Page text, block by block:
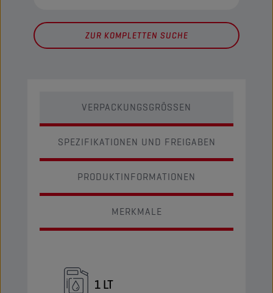
ZUR KOMPLETTEN SUCHE
VERPACKUNGSGRÖSSEN
SPEZIFIKATIONEN UND FREIGABEN
PRODUKTINFORMATIONEN
MERKMALE
1 LT